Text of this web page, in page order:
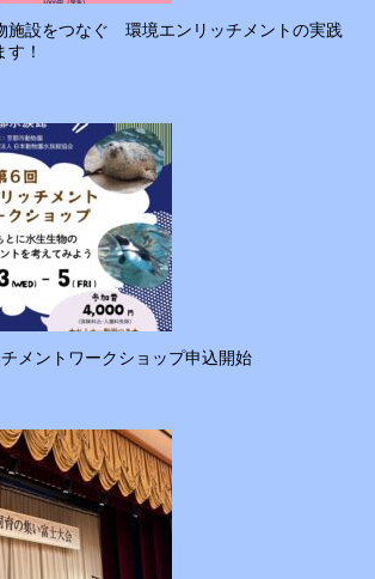
施設をつなぐ 環境エンリッチメントの実践
！
メントワークショップ申込開始